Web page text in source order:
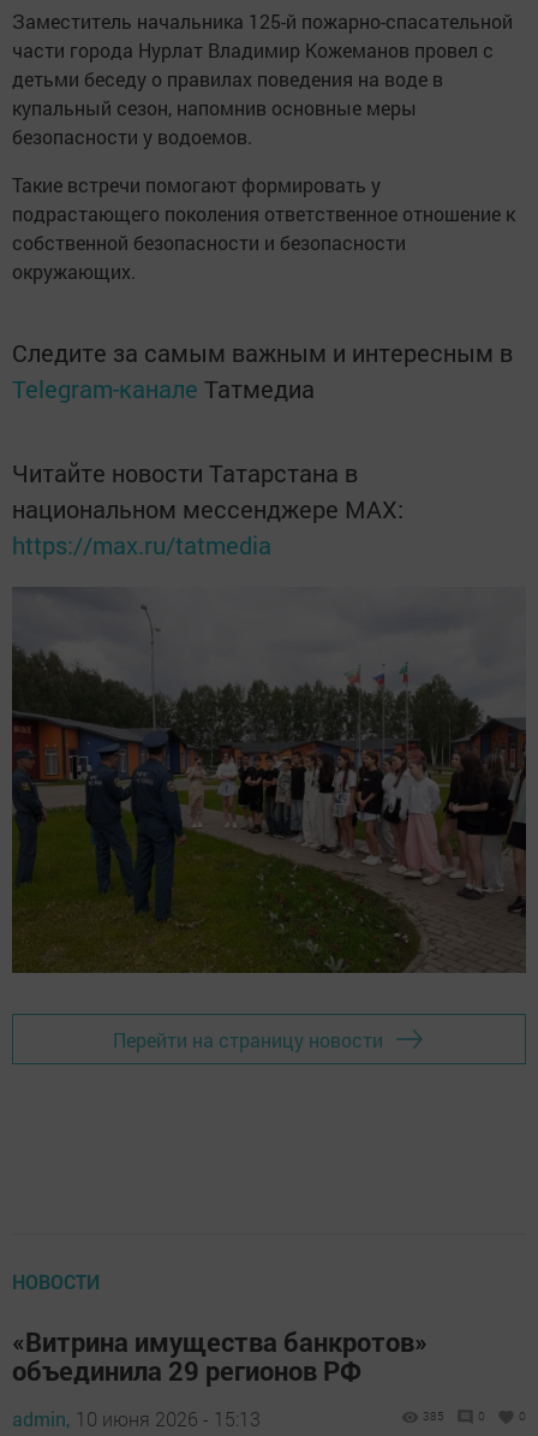
Заместитель начальника 125-й пожарно-спасательной
части города Нурлат Владимир Кожеманов провел с
детьми беседу о правилах поведения на воде в
купальный сезон, напомнив основные меры
безопасности у водоемов.
Такие встречи помогают формировать у
подрастающего поколения ответственное отношение к
собственной безопасности и безопасности
окружающих.
Следите за самым важным и интересным в
Telegram-канале Татмедиа
Читайте новости Татарстана в
национальном мессенджере MАХ:
https://max.ru/tatmedia
Перейти на страницу новости
НОВОСТИ
«Витрина имущества банкротов»
объединила 29 регионов РФ
admin, 10 июня 2026 - 15:13 385 0 0